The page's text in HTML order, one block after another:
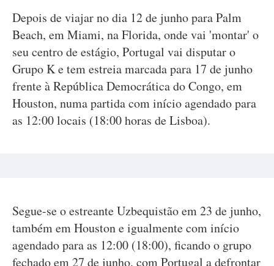
Depois de viajar no dia 12 de junho para Palm
Beach, em Miami, na Florida, onde vai 'montar' o
seu centro de estágio, Portugal vai disputar o
Grupo K e tem estreia marcada para 17 de junho
frente à República Democrática do Congo, em
Houston, numa partida com início agendado para
as 12:00 locais (18:00 horas de Lisboa).
Segue-se o estreante Uzbequistão em 23 de junho,
também em Houston e igualmente com início
agendado para as 12:00 (18:00), ficando o grupo
fechado em 27 de junho, com Portugal a defrontar